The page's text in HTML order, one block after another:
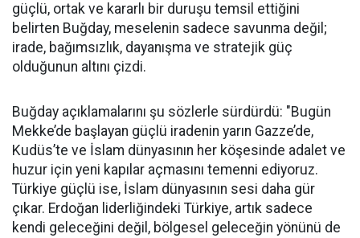
güçlü, ortak ve kararlı bir duruşu temsil ettiğini
belirten Buğday, meselenin sadece savunma değil;
irade, bağımsızlık, dayanışma ve stratejik güç
olduğunun altını çizdi.
Buğday açıklamalarını şu sözlerle sürdürdü: "Bugün
Mekke’de başlayan güçlü iradenin yarın Gazze’de,
Kudüs’te ve İslam dünyasının her köşesinde adalet ve
huzur için yeni kapılar açmasını temenni ediyoruz.
Türkiye güçlü ise, İslam dünyasının sesi daha gür
çıkar. Erdoğan liderliğindeki Türkiye, artık sadece
kendi geleceğini değil, bölgesel geleceğin yönünü de